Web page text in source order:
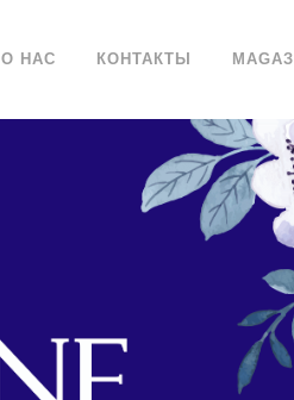
О НАС КОНТАКТЫ